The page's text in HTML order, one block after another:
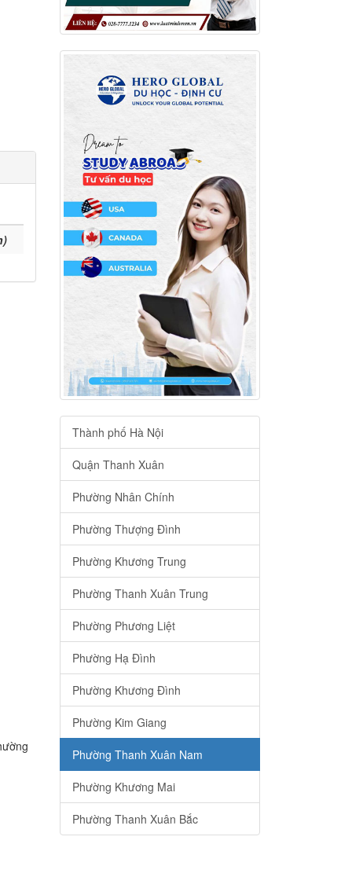
Thành phố Hà Nội
Quận Thanh Xuân
Phường Nhân Chính
Phường Thượng Đình
Phường Khương Trung
Phường Thanh Xuân Trung
Phường Phương Liệt
Phường Hạ Đình
Phường Khương Đình
Phường Kim Giang
Phường Thanh Xuân Nam
Phường Khương Mai
Phường Thanh Xuân Bắc